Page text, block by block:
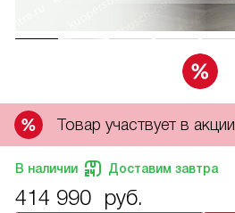
Товар участвует в акции
В наличии Доставим завтра
414 990 руб.